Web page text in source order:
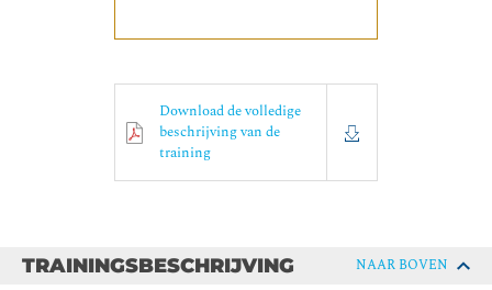
Download de volledige
beschrijving van de
training
TRAININGSBESCHRIJVING NAAR BOVEN